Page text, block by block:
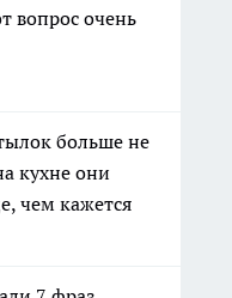
вопрос очень
больше не
кухне они
чем кажется